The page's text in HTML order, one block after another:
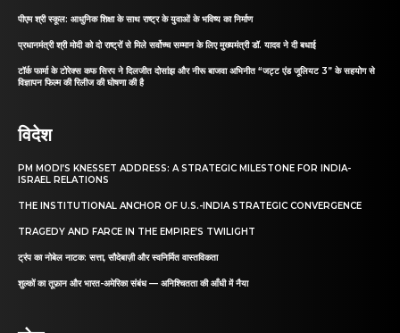
पीएम श्री स्कूल: आधुनिक शिक्षा के साथ राष्ट्र के युवाओं के भविष्य का निर्माण
प्रधानमंत्री श्री मोदी को दो राष्ट्रों से मिले सर्वोच्च सम्मान के लिए मुख्यमंत्री डॉ. यादव ने दी बधाई
टॉर्क फार्मा के टोरेक्स कफ सिरप ने दिलजीत दोसांझ और नीरू बाजवा अभिनीत “जट्ट एंड जूलियट 3” के सहयोग से
विज्ञापन फिल्म की रिलीज की घोषणा की है
विदेश
PM MODI’S KNESSET ADDRESS: A STRATEGIC MILESTONE FOR INDIA-
ISRAEL RELATIONS
THE INSTITUTIONAL ANCHOR OF U.S.-INDIA STRATEGIC CONVERGENCE
TRAGEDY AND FARCE IN THE EMPIRE’S TWILIGHT
ट्रंप का नोबेल नाटक: सत्ता, सौदेबाज़ी और स्वनिर्मित वास्तविकता
शुल्कों का तूफ़ान और भारत-अमेरिका संबंध — अनिश्चितता की आँधी में नैया